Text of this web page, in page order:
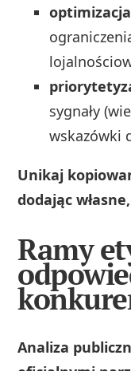
sygnały
wskazówki
Unikaj
dodając
Ramy
Analiza